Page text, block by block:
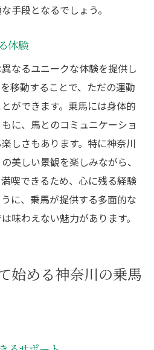
手段となるでしょう。
体験
なるユニークな体験を提供し
移動することで、ただの運動
ができます。乗馬には身体的
に、馬とのコミュニケーショ
しさもあります。特に神奈川
美しい景観を楽しみながら、
喫できるため、心に残る経験
に、乗馬が提供する多面的な
味わえない魅力があります。
始める神奈川の乗馬